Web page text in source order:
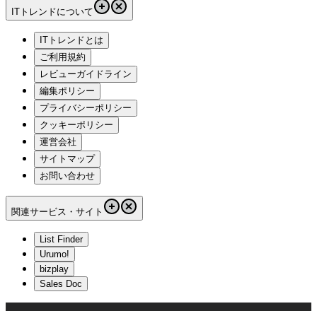
ITトレンドについて
ITトレンドとは
ご利用規約
レビューガイドライン
編集ポリシー
プライバシーポリシー
クッキーポリシー
運営会社
サイトマップ
お問い合わせ
関連サービス・サイト
List Finder
Urumo!
bizplay
Sales Doc